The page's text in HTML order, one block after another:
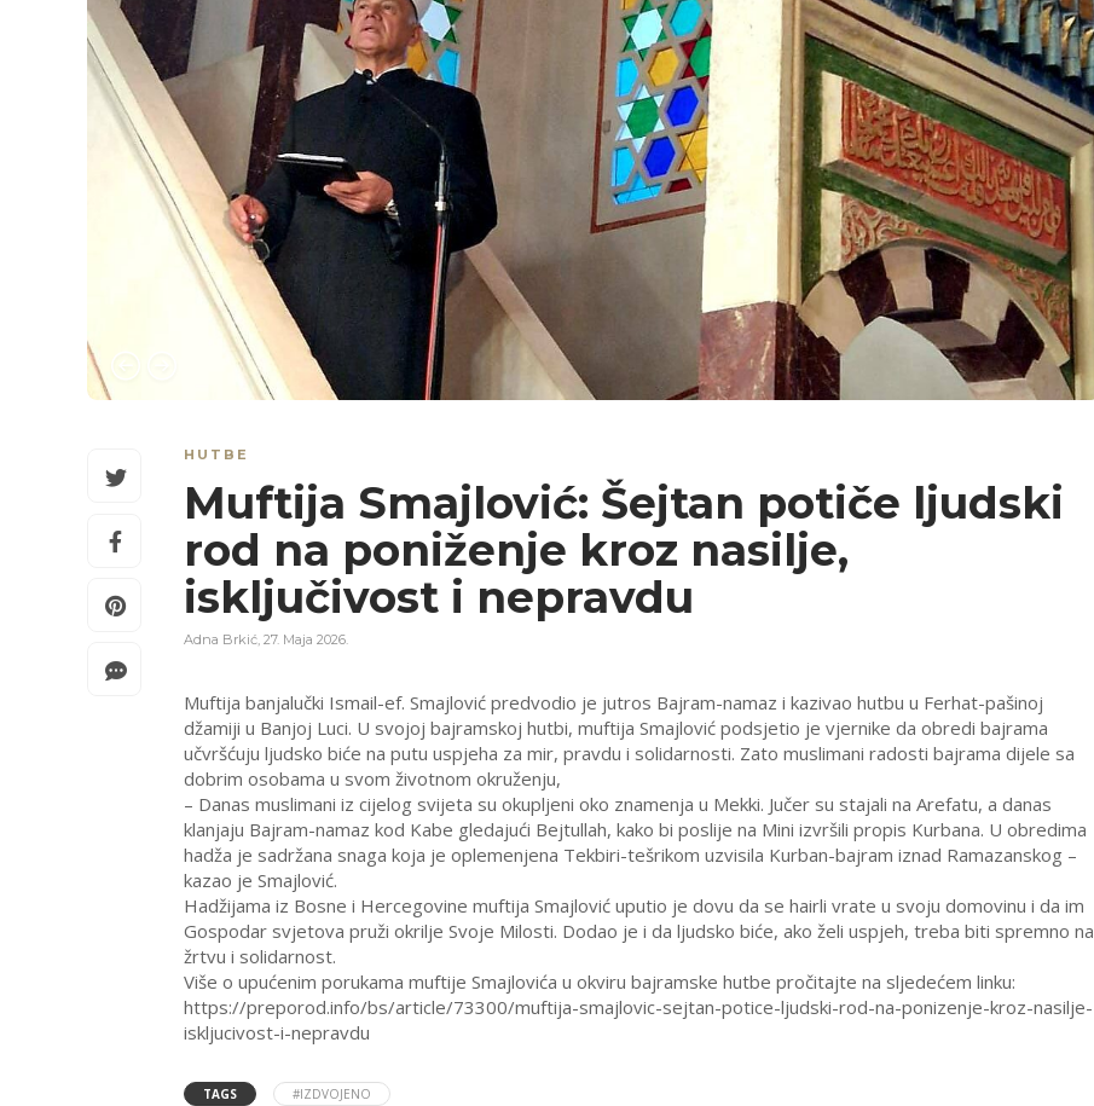
HUTBE
Muftija Smajlović: Šejtan potiče ljudski
rod na poniženje kroz nasilje,
isključivost i nepravdu
Adna Brkić, 27. Maja 2026.
Muftija banjalučki Ismail-ef. Smajlović predvodio je jutros Bajram-namaz i kazivao hutbu u Ferhat-pašinoj
džamiji u Banjoj Luci. U svojoj bajramskoj hutbi, muftija Smajlović podsjetio je vjernike da obredi bajrama
učvršćuju ljudsko biće na putu uspjeha za mir, pravdu i solidarnosti. Zato muslimani radosti bajrama dijele sa
dobrim osobama u svom životnom okruženju,
– Danas muslimani iz cijelog svijeta su okupljeni oko znamenja u Mekki. Jučer su stajali na Arefatu, a danas
klanjaju Bajram-namaz kod Kabe gledajući Bejtullah, kako bi poslije na Mini izvršili propis Kurbana. U obredima
hadža je sadržana snaga koja je oplemenjena Tekbiri-tešrikom uzvisila Kurban-bajram iznad Ramazanskog –
kazao je Smajlović.
Hadžijama iz Bosne i Hercegovine muftija Smajlović uputio je dovu da se hairli vrate u svoju domovinu i da im
Gospodar svjetova pruži okrilje Svoje Milosti. Dodao je i da ljudsko biće, ako želi uspjeh, treba biti spremno na
žrtvu i solidarnost.
Više o upućenim porukama muftije Smajlovića u okviru bajramske hutbe pročitajte na sljedećem linku:
https://preporod.info/bs/article/73300/muftija-smajlovic-sejtan-potice-ljudski-rod-na-ponizenje-kroz-nasilje-
iskljucivost-i-nepravdu
TAGS #IZDVOJENO